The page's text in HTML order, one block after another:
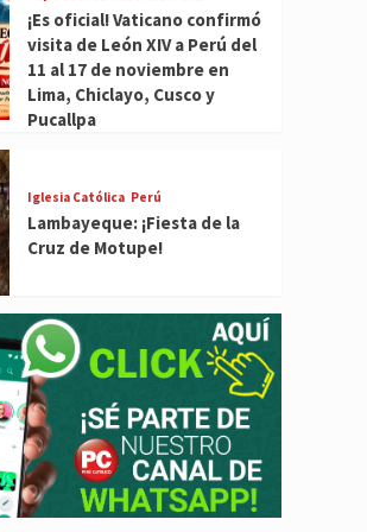
¡Es oficial! Vaticano confirmó
visita de León XIV a Perú del
11 al 17 de noviembre en
Lima, Chiclayo, Cusco y
Pucallpa
Iglesia Católica Perú
Lambayeque: ¡Fiesta de la
Cruz de Motupe!